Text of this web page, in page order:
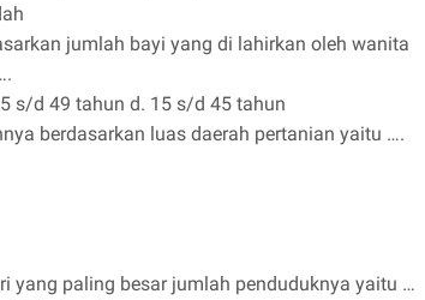
jumlah bayi yang di lahirkan oleh wanita
s/d 49 tahun d. 15 s/d 45 tahun
berdasarkan luas daerah pertanian yaitu ….
yang paling besar jumlah penduduknya yaitu …